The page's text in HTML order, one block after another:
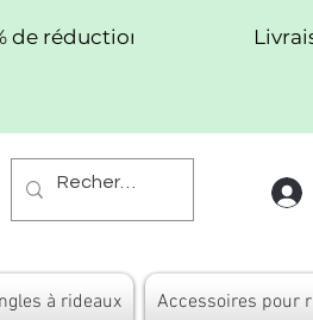
de réduction !
à rideaux Accessoires pour